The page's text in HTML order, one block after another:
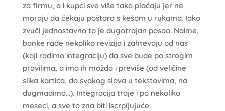
za firmu, a i kupci sve više tako plaćaju jer ne
moraju da čekaju poštara s kešom u rukama. Iako
zvuči jednostavno to je dugotrajan posao. Naime,
banke rade nekoliko revizija i zahtevaju od nas
(koji radimo integraciju) da sve bude po strogim
pravilima, a ima ih možda i previše (od veličine
slika kartica, do svakog slova u tekstovima, na
dugmadima…). Integracija traje i po nekoliko
meseci, a sve to zna biti iscrpljujuće.